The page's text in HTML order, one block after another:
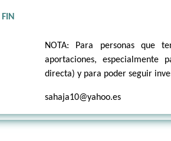
FIN
NOTA: Para personas que
aportaciones,
directa) y para poder seguir
sahaja10@yahoo.es